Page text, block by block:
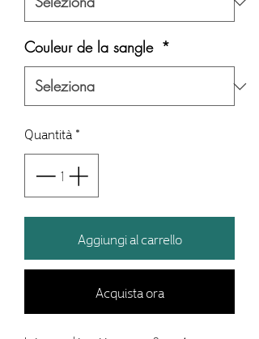
Couleur de la sangle *
Quantità*
Aggiungi al carrello
Acquista ora